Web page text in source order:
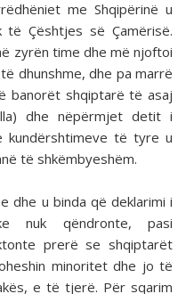
me Shqipërinë u
Çështjes së Çamërisë.
zyrën time dhe më njoftoi
dhunshme, dhe pa marrë
banorët shqiptarë të asaj
dhe nëpërmjet detit i
kundërshtimeve të tyre u
të shkëmbyeshëm.
dhe u binda që deklarimi i
nuk qëndronte, pasi
prerë se shqiptarët
minoritet dhe jo të
e të tjerë. Për sqarim